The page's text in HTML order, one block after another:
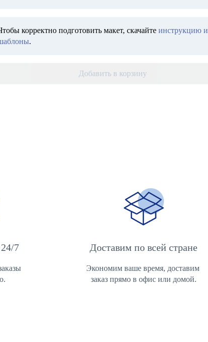
корректно подготовить макет, скачайте инструкцию и
.
Добавить в корзину
7 Доставим по всей стране
Экономим ваше время, доставим
заказ прямо в офис или домой.